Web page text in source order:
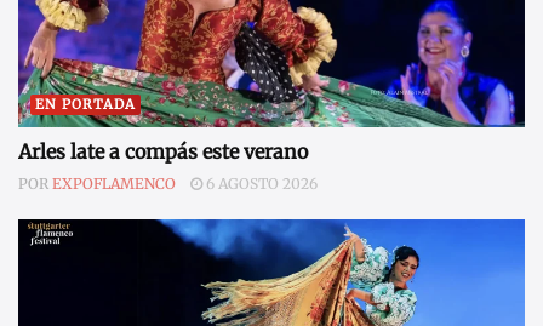
EN PORTADA
Arles late a compás este verano
POR EXPOFLAMENCO 6 AGOSTO 2026